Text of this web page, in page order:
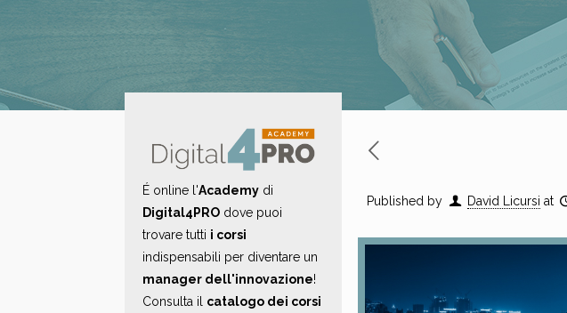
Published by David Licursi at
É online l'Academydi
Digital4PROdove puoi
trovare tutti i corsi
indispensabili per diventare un
manager dell'innovazione!
Consulta il catalogo dei corsi